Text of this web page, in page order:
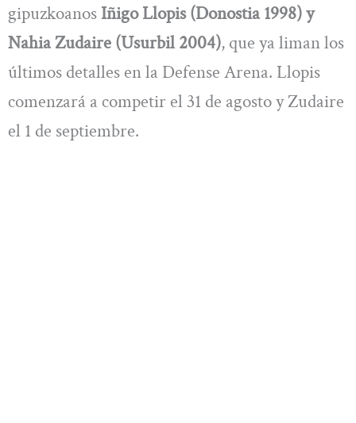
gipuzkoanos Iñigo Llopis (Donostia 1998) y
Nahia Zudaire (Usurbil 2004), que ya liman los
últimos detalles en la Defense Arena. Llopis
comenzará a competir el 31 de agosto y Zudaire
el 1 de septiembre.